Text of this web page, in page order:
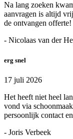
Na lang zoeken
aanvragen is altijd
de ontvangen offerte!
- Nicolaas van der
erg snel
17 juli 2026
Het heeft niet heel
vond via
persoonlijk contact
- Joris Verbeek